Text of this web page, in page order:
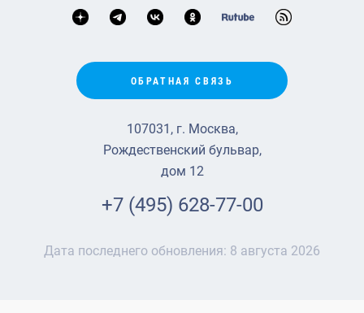
ОБРАТНАЯ СВЯЗЬ
107031, г. Москва,
Рождественский бульвар,
дом 12
+7 (495) 628-77-00
Дата последнего обновления: 8 августа 2026